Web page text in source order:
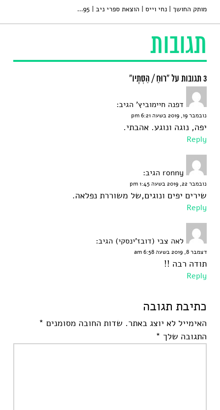
תגובות
3 תגובות על “רוּחַ / הַסְּתָיו”
דפנה חיימוביץ' הגיב:
נובמבר 19, 2019 בשעה 6:21 pm
יפה, נוגה ונוגע. אהבתי.
Reply
ronny הגיב:
נובמבר 22, 2019 בשעה 1:45 pm
שירים יפים ונוגים,של משוררת נפלאה.
Reply
לאה צבי (דובז'ינסקי) הגיב:
דצמבר 8, 2019 בשעה 6:58 am
תודה רבה !!
Reply
כתיבת תגובה
האימייל לא יוצג באתר. שדות החובה מסומנים *
התגובה שלך *
מותק החושך | נחי וייס | הוצאת ספרי ניב | 95...